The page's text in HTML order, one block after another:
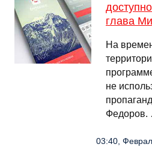
глава
На
не
Федоров.
03:40,